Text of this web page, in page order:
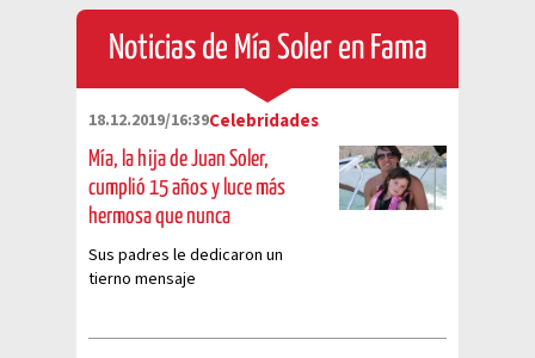
Noticias de Mía Soler en Fama
18.12.2019/16:39Celebridades
Mía, la hija de Juan Soler,
cumplió 15 años y luce más
hermosa que nunca
Sus padres le dedicaron un
tierno mensaje